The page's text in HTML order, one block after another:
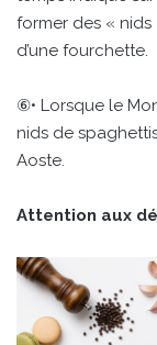
former des «
d’une fourchette.
⑥• Lorsque le
nids de
Aoste.
Attention aux